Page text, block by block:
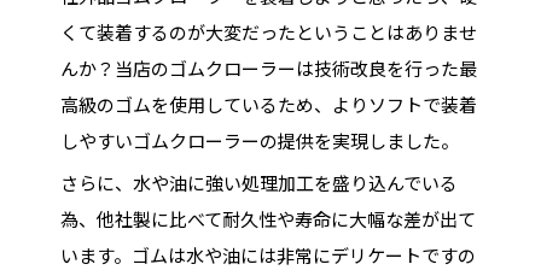
くて装着するのが大変だったということはありませ
んか？当店のゴムクローラーは技術改良を行った最
高級のゴムを使用しているため、よりソフトで装着
しやすいゴムクローラーの提供を実現しました。
さらに、水や油に強い処理加工を盛り込んでいる
為、他社製に比べて耐久性や寿命に大幅な差が出て
います。ゴムは水や油には非常にデリケートですの